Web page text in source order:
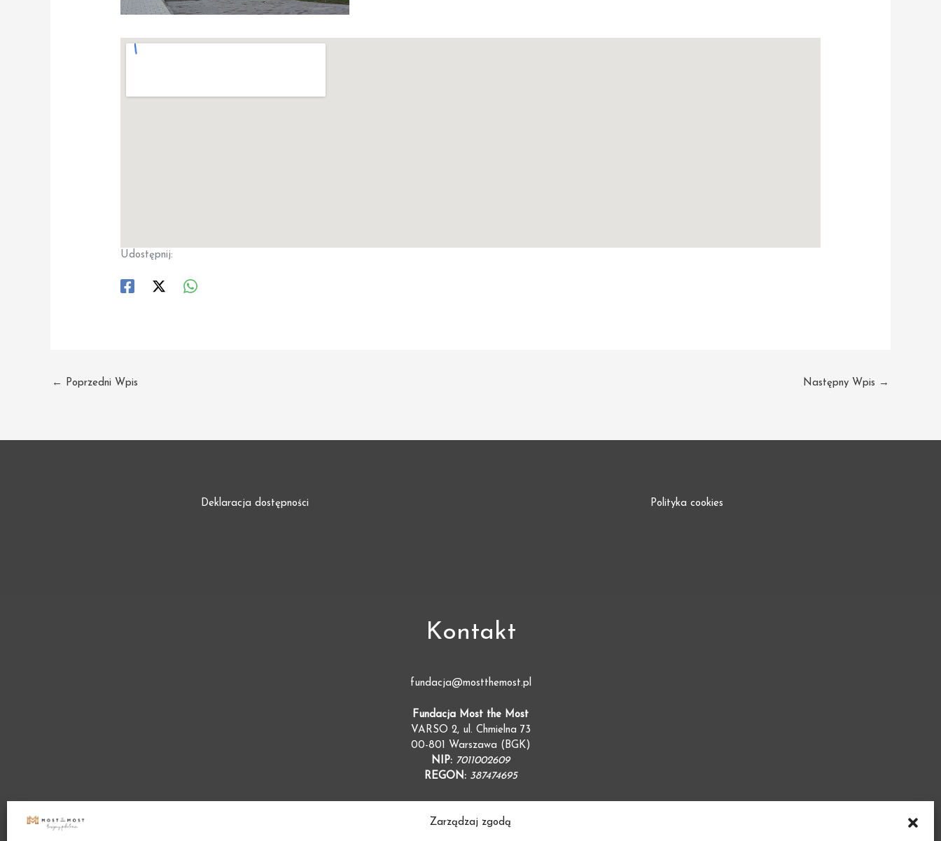
Zarządzaj zgodą
Udostępnij:
← Poprzedni Wpis Następny Wpis →
Deklaracja dostępności Polityka cookies
Kontakt
fundacja@mostthemost.pl
Fundacja Most the Most
VARSO 2, ul. Chmielna 73
00-801 Warszawa (BGK)
NIP: 7011002609
REGON:387474695